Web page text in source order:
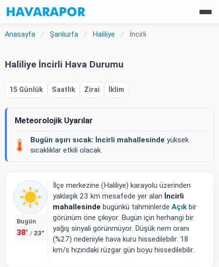
Anasayfa / Şanlıurfa / Haliliye / İncirli
Haliliye İncirli Hava Durumu
15 Günlük Saatlik Zirai İklim
Meteorolojik Uyarılar
Bugün aşırı sıcak: İncirli mahallesinde yüksek
sıcaklıklar etkili olacak.
Bugün
38° / 23°
İlçe merkezine (Haliliye) karayolu üzerinden
yaklaşık 23 km mesafede yer alan İncirli
mahallesinde bugünkü tahminlerde Açıkbir
görünüm öne çıkıyor. Bugün için herhangi bir
yağış sinyali görünmüyor. Düşük nem oranı
(%27) nedeniyle hava kuru hissedilebilir. 18
km/s hızındaki rüzgar gün boyu hissedilebilir.